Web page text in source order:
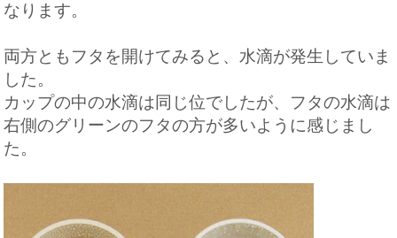
なります。
両方ともフタを開けてみると、水滴が発生していま
した。
カップの中の水滴は同じ位でしたが、フタの水滴は
右側のグリーンのフタの方が多いように感じまし
た。